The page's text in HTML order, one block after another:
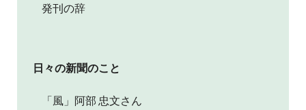
発刊の辞
日々の新聞のこと
「風」阿部 忠文さん